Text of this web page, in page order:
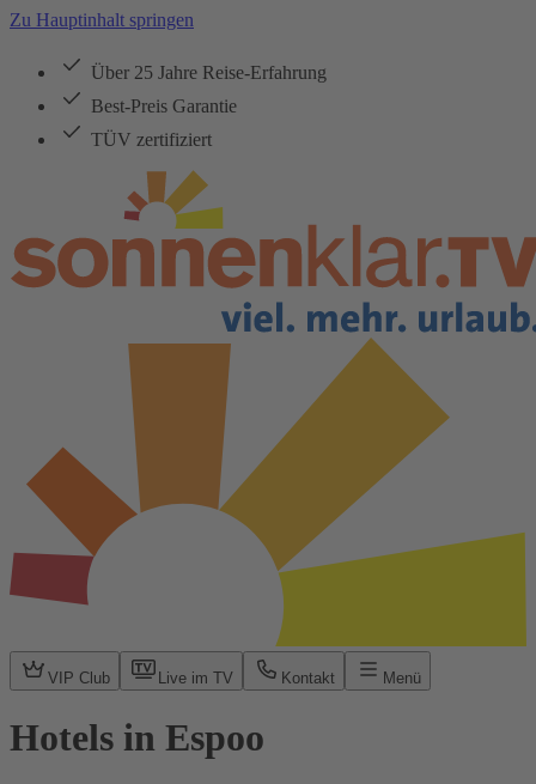
Zu Hauptinhalt springen
Über 25 Jahre Reise-Erfahrung
Best-Preis Garantie
TÜV zertifiziert
VIP Club Live im TV Kontakt Menü
Hotels in Espoo